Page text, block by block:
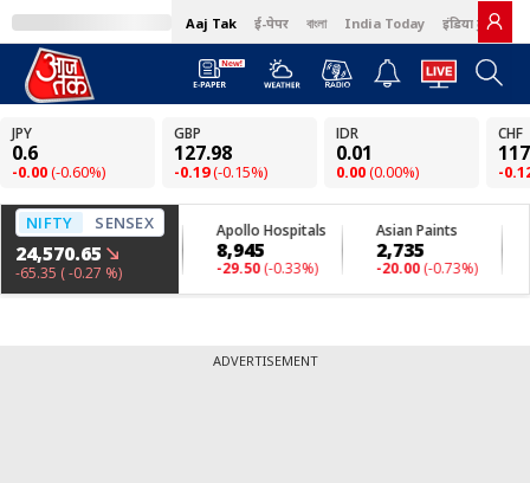
Aaj Tak ई-पेपर বাংলা India Today इंडिया टुडे हिंदी
ADVERTISEMENT